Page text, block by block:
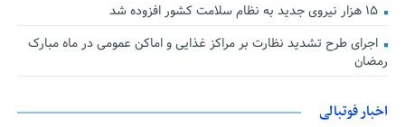
۱۵ هزار نیروی جدید به نظام سلامت کشور افزوده شد
اجرای طرح تشدید نظارت بر مراکز غذایی و اماکن عمومی در ماه مبارک
رمضان
اخبار فوتبالی